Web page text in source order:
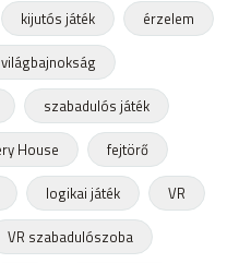
kijutós játék
érzelem
szabadulós játék
House
fejtörő
logikai játék
VR
VR szabadulószoba